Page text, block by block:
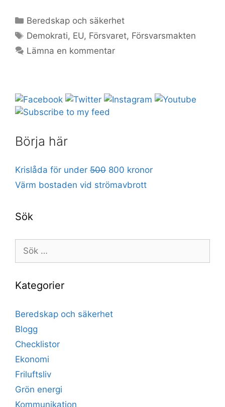
Kategorier
Beredskap och säkerhet
Etiketter
Demokrati, EU, Försvaret, Försvarsmakten
Lämna en kommentar
Börja här
Krislåda för under 500 800 kronor
Värm bostaden vid strömavbrott
Sök
efter:
Kategorier
Beredskap och säkerhet
Blogg
Checklistor
Ekonomi
Friluftsliv
Grön energi
Kommunikation